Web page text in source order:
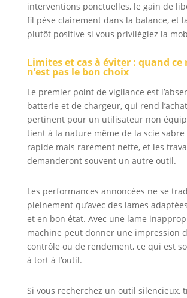
interventions ponctuelles, le gain de
fil pèse clairement dans la balance, et
plutôt positive si vous privilégiez la
Limites et cas à éviter : quand ce
n’est pas le bon choix
Le premier point de vigilance est
batterie et de chargeur, qui rend
pertinent pour un utilisateur non
tient à la nature même de la scie sabre
rapide mais rarement nette, et les
demanderont souvent un autre outil.
Les performances annoncées ne se
pleinement qu’avec des lames
et en bon état. Avec une lame
machine peut donner une impression
contrôle ou de rendement, ce qui est
à tort à l’outil.
Si vous recherchez un outil silencieux,